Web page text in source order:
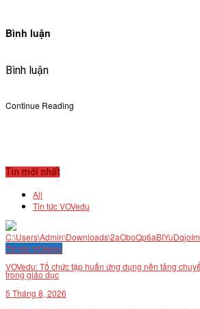
Bình luận
Bình luận
Continue Reading
Tin mới nhất
All
Tin tức VOVedu
Tin tức VOVedu
VOVedu: Tổ chức tập huấn ứng dụng nền tảng
trong giáo dục
5 Tháng 8, 2026